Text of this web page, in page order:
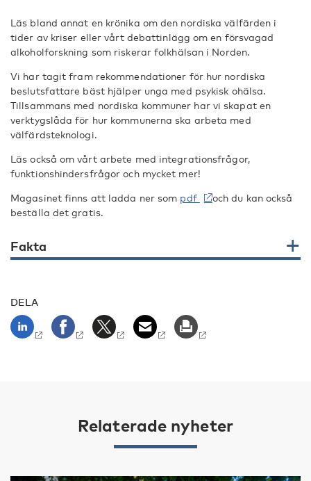
Läs bland annat en krönika om den nordiska välfärden i
tider av kriser eller vårt debattinlägg om en försvagad
alkoholforskning som riskerar folkhälsan i Norden.
Vi har tagit fram rekommendationer för hur nordiska
beslutsfattare bäst hjälper unga med psykisk ohälsa.
Tillsammans med nordiska kommuner har vi skapat en
verktygslåda för hur kommunerna ska arbeta med
välfärdsteknologi.
Läs också om vårt arbete med integrationsfrågor,
funktionshindersfrågor och mycket mer!
Magasinet finns att ladda ner som pdf
och du kan också
beställa det gratis.
Fakta
DELA
Relaterade nyheter